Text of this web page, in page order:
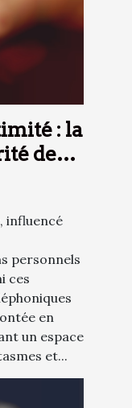
: la
des
influencé
personnels
ces
en
un espace
et...